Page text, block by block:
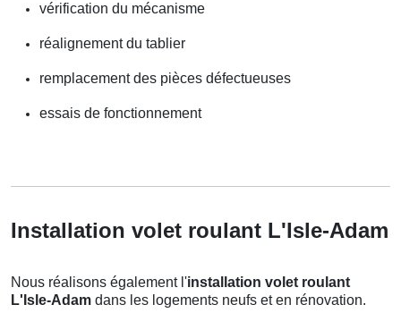
vérification du mécanisme
réalignement du tablier
remplacement des pièces défectueuses
essais de fonctionnement
Installation volet roulant L'Isle-Adam
Nous réalisons également l'installation volet roulant
L'Isle-Adam dans les logements neufs et en rénovation.